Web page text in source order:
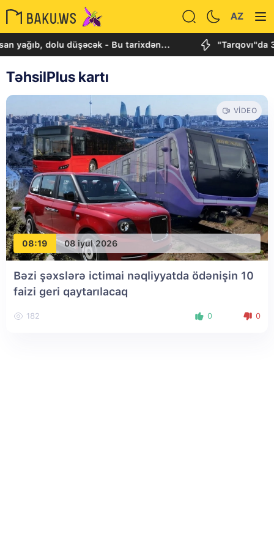
AZ
yağıb, dolu düşəcək - Bu tarixdən... "Tarqovı"da
TəhsilPlus kartı
08:19 08 iyul 2026
VIDEO
Bəzi şəxslərə ictimai nəqliyyatda ödənişin 10
faizi geri qaytarılacaq
182 0 0